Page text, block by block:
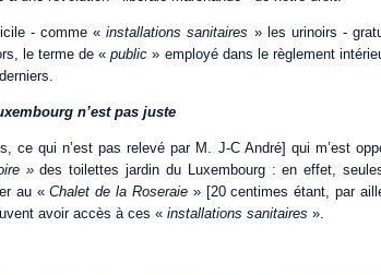
- comme «installations sanitaires » les urinoirs -
le terme de «public » employé dans le règlement
n’est pas juste
ce qui n’est pas relevé par M. J-C André] qui m’est
»des toilettes jardin du Luxembourg : en effet,
au «Chalet de la Roseraie » [20 centimes étant, par
avoir accès à ces « installations sanitaires ».